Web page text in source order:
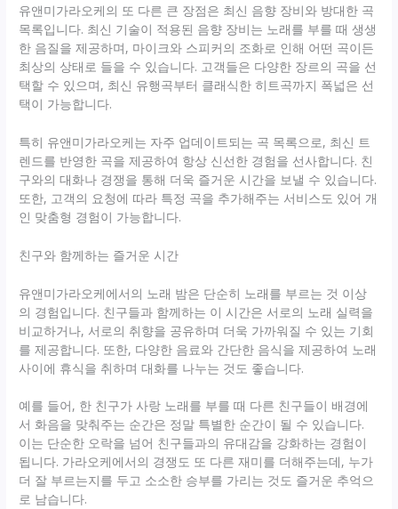
유앤미가라오케의 또 다른 큰 장점은 최신 음향 장비와 방대한 곡
목록입니다. 최신 기술이 적용된 음향 장비는 노래를 부를 때 생생
한 음질을 제공하며, 마이크와 스피커의 조화로 인해 어떤 곡이든
최상의 상태로 들을 수 있습니다. 고객들은 다양한 장르의 곡을 선
택할 수 있으며, 최신 유행곡부터 클래식한 히트곡까지 폭넓은 선
택이 가능합니다.
특히 유앤미가라오케는 자주 업데이트되는 곡 목록으로, 최신 트
렌드를 반영한 곡을 제공하여 항상 신선한 경험을 선사합니다. 친
구와의 대화나 경쟁을 통해 더욱 즐거운 시간을 보낼 수 있습니다.
또한, 고객의 요청에 따라 특정 곡을 추가해주는 서비스도 있어 개
인 맞춤형 경험이 가능합니다.
친구와 함께하는 즐거운 시간
유앤미가라오케에서의 노래 밤은 단순히 노래를 부르는 것 이상
의 경험입니다. 친구들과 함께하는 이 시간은 서로의 노래 실력을
비교하거나, 서로의 취향을 공유하며 더욱 가까워질 수 있는 기회
를 제공합니다. 또한, 다양한 음료와 간단한 음식을 제공하여 노래
사이에 휴식을 취하며 대화를 나누는 것도 좋습니다.
예를 들어, 한 친구가 사랑 노래를 부를 때 다른 친구들이 배경에
서 화음을 맞춰주는 순간은 정말 특별한 순간이 될 수 있습니다.
이는 단순한 오락을 넘어 친구들과의 유대감을 강화하는 경험이
됩니다. 가라오케에서의 경쟁도 또 다른 재미를 더해주는데, 누가
더 잘 부르는지를 두고 소소한 승부를 가리는 것도 즐거운 추억으
로 남습니다.